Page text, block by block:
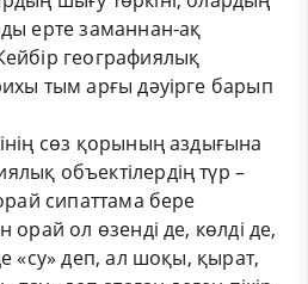
ерте заманнан-ақ
географиялық
тым арғы дәуірге барып
сөз қорының аздығына
объектілердің түр –
сипаттама бере
орай ол өзенді де, көлді де,
«су» деп, ал шоқы, қырат,